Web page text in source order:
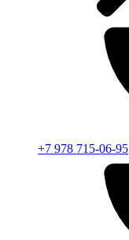
+7 978 715-06-95